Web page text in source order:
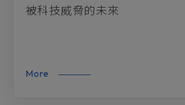
被科技威脅的未來
More